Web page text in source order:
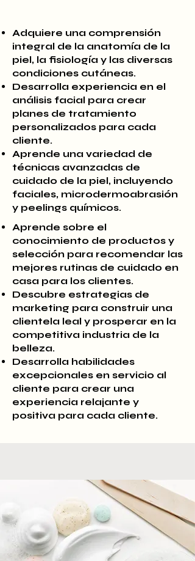
Adquiere una comprensión
integral de la anatomía de la
piel, la fisiología y las diversas
condiciones cutáneas.
Desarrolla experiencia en el
análisis facial para crear
planes de tratamiento
personalizados para cada
cliente.
Aprende una variedad de
técnicas avanzadas de
cuidado de la piel, incluyendo
faciales, microdermoabrasión
y peelings químicos.
Aprende sobre el
conocimiento de productos y
selección para recomendar las
mejores rutinas de cuidado en
casa para los clientes.
Descubre estrategias de
marketing para construir una
clientela leal y prosperar en la
competitiva industria de la
belleza.
Desarrolla habilidades
excepcionales en servicio al
cliente para crear una
experiencia relajante y
positiva para cada cliente.